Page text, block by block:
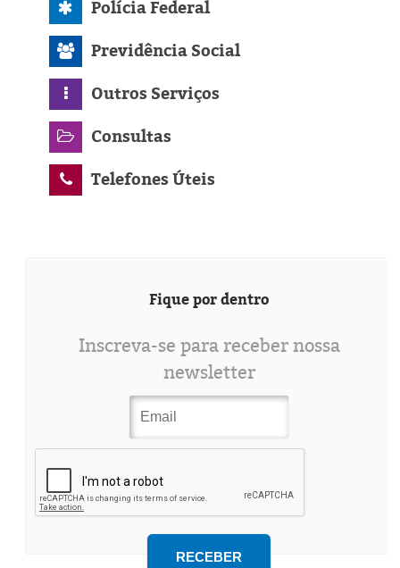
Polícia Federal
Previdência Social
Outros Serviços
Consultas
Telefones Úteis
Fique por dentro
Inscreva-se para receber nossa
newsletter